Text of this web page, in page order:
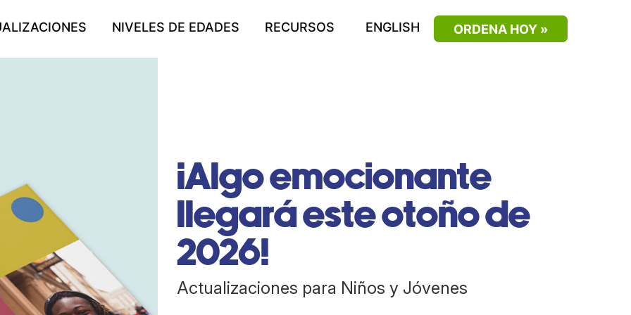
NIVELES DE EDADES RECURSOS ENGLISH ORDENA HOY »
¡Algo emocionante
llegará este otoño de
2026!
Actualizaciones para Niños y Jóvenes